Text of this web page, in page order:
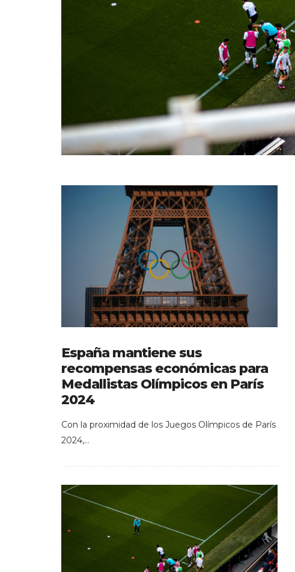
España mantiene sus
recompensas económicas para
Medallistas Olímpicos en París
2024
Con la proximidad de los Juegos Olímpicos de París
2024,…